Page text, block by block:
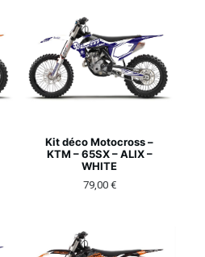
Kit déco Motocross –
KTM – 65SX – ALIX –
WHITE
79,00 €